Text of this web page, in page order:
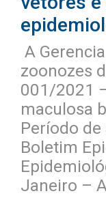
A
zoonozes
001/2021
maculosa
Período
Boletim
Janeiro –